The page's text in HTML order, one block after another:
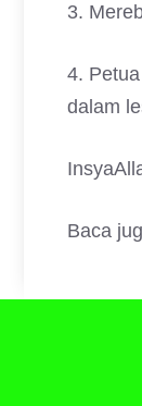
3.
4.
dalam
Baca